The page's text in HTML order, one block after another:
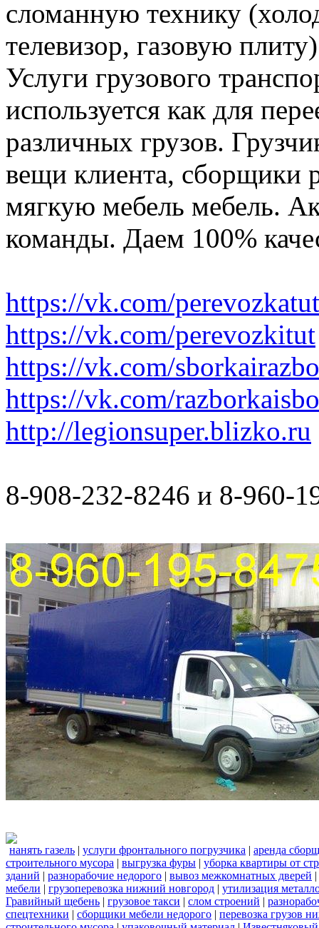
сломанную технику
телевизор, газовую плиту)
Услуги грузового
используется как для
различных грузов.
вещи клиента, сборщики
мягкую мебель мебель.
команды. Даем 100%
https://vk.com/perevozkatut
https://vk.com/perevozkitut
https://vk.com/
https://vk.com/
http://legionsuper.blizko.ru
8-908-232-8246 и 8-960-
нанять газель | услуги фронтального погрузчика | аренда
строительного мусора | выгрузка фуры | уборка квартиры от
зданий | разнорабочие недорого | вывоз межкомнатных дверей |
мебели | грузоперевозка нижний новгород | утилизация
Гравийный щебень | грузовое такси | слом строений |
спецтехники | сборщики мебели недорого | перевозка грузов